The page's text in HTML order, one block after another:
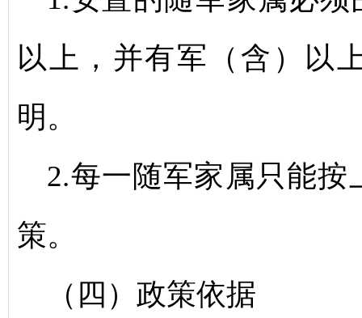
以上，并有军（含）以
明。
2.每一随军家属只能
策。
（四）政策依据